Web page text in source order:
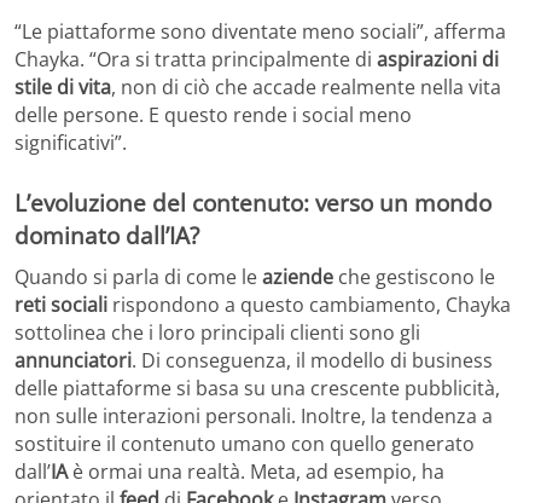
“Le piattaforme sono diventate meno sociali”, afferma
Chayka. “Ora si tratta principalmente di aspirazioni di
stile di vita, non di ciò che accade realmente nella vita
delle persone. E questo rende i social meno
significativi”.
L’evoluzione del contenuto: verso un mondo
dominato dall’IA?
Quando si parla di come leaziende che gestiscono le
reti sociali rispondono a questo cambiamento, Chayka
sottolinea che i loro principali clienti sono gli
annunciatori. Di conseguenza, il modello di business
delle piattaforme si basa su una crescente pubblicità,
non sulle interazioni personali. Inoltre, la tendenza a
sostituire il contenuto umano con quello generato
dall’IAè ormai una realtà. Meta, ad esempio, ha